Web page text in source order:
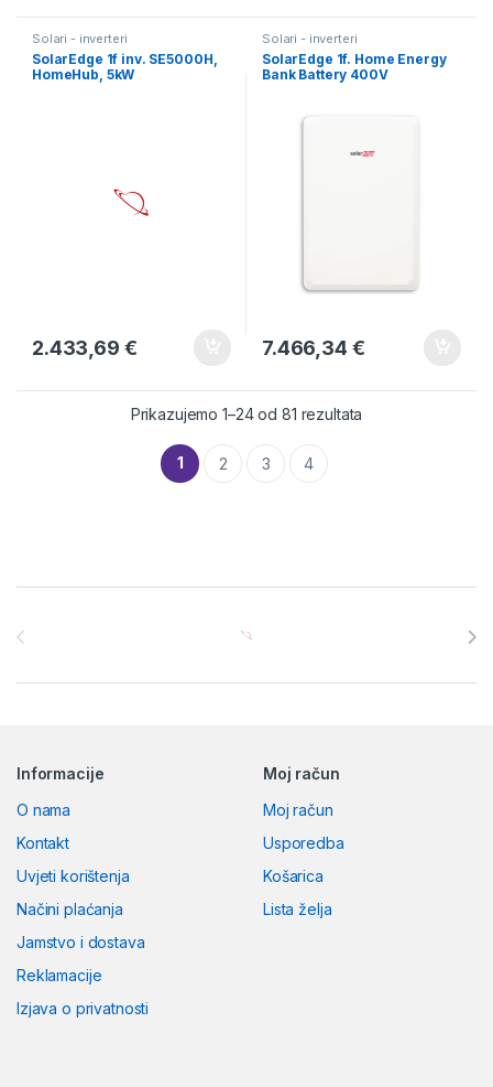
Solari - inverteri
SolarEdge 1f inv. SE5000H,
HomeHub, 5kW
2.433,69 €
Solari - inverteri
SolarEdge 1f. Home Energy
Bank Battery 400V
7.466,34 €
Prikazujemo 1–24 od 81 rezultata
1 2 3 4
Informacije
O nama
Kontakt
Uvjeti korištenja
Načini plaćanja
Jamstvo i dostava
Reklamacije
Izjava o privatnosti
Moj račun
Moj račun
Usporedba
Košarica
Lista želja